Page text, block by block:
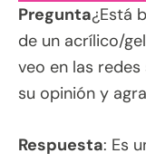
Pregunta¿Está
de un acrílico/
veo en las
su opinión y
Respuesta: Es